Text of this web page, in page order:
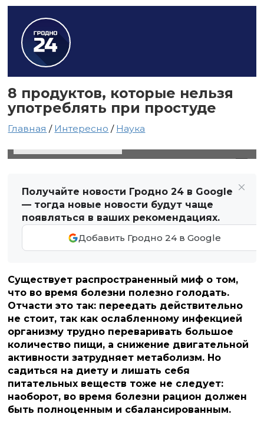
8 продуктов, которые нельзя
употреблять при простуде
Главная / Интересно / Наука
Получайте новости Гродно 24 в Google
— тогда новые новости будут чаще
появляться в ваших рекомендациях.
Добавить Гродно 24 в Google
Существует распространенный миф о том,
что во время болезни полезно голодать.
Отчасти это так: переедать действительно
не стоит, так как ослабленному инфекцией
организму трудно переваривать большое
количество пищи, а снижение двигательной
активности затрудняет метаболизм. Но
садиться на диету и лишать себя
питательных веществ тоже не следует:
наоборот, во время болезни рацион должен
быть полноценным и сбалансированным.